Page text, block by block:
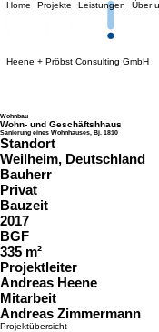
Home Projekte Leistungen Über
Heene + Pröbst Consulting GmbH
Wohnbau
Wohn- und Geschäftshhaus
Sanierung eines Wohnhauses, Bj. 1810
Standort
Weilheim, Deutschland
Bauherr
Privat
Bauzeit
2017
BGF
335 m²
Projektleiter
Andreas Heene
Mitarbeit
Andreas Zimmermann
Projektübersicht